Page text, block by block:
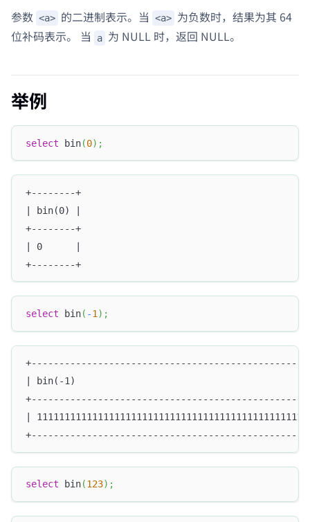
参数 <a> 的二进制表示。当 <a> 为负数时，结果为其 64
位补码表示。 当
a 为 NULL 时，返回 NULL。
举例
select bin(0) ;
+--------+
| bin(0) |
+--------+
| 0      |
+--------+
select bin( -1 ) ;
| bin(-1)
|
select bin(123) ;